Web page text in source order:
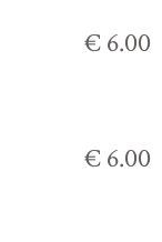
€ 6.00
€ 6.00